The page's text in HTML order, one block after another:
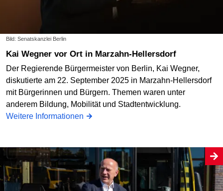
Bild: Senatskanzlei Berlin
Kai Wegner vor Ort in Marzahn-Hellersdorf
Der Regierende Bürgermeister von Berlin, Kai Wegner,
diskutierte am 22. September 2025 in Marzahn-Hellersdorf
mit Bürgerinnen und Bürgern. Themen waren unter
anderem Bildung, Mobilität und Stadtentwicklung.
Weitere Informationen